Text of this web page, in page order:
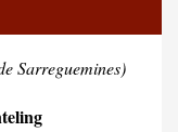
Sarreguemines)